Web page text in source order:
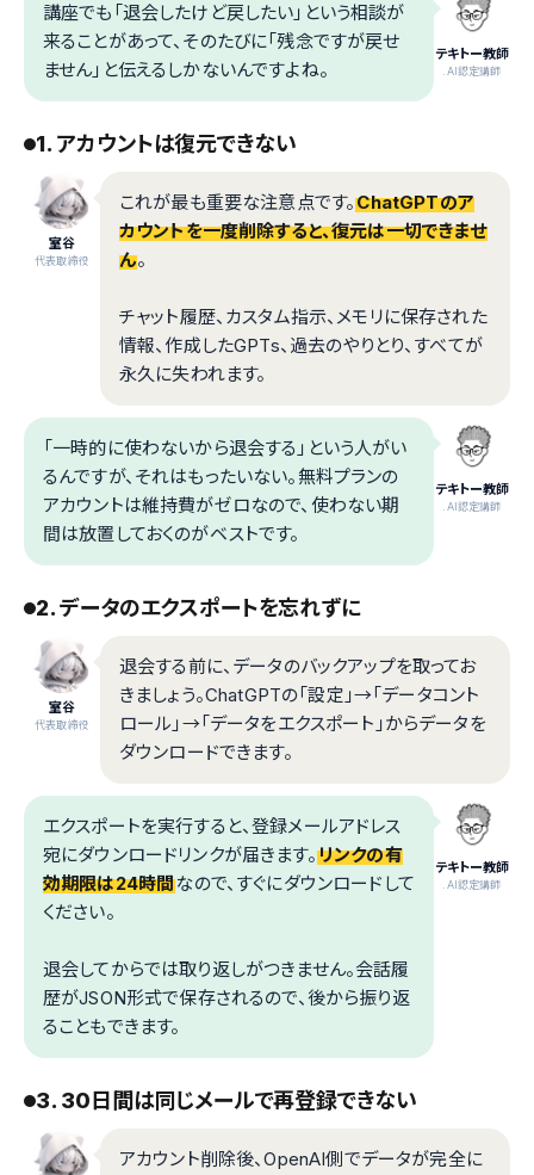
テキトー教師
.AI認定講師
講座でも「退会したけど戻したい」という相談が
来ることがあって、そのたびに「残念ですが戻せ
ません」と伝えるしかないんですよね。
1. アカウントは復元できない
室谷
代表取締役
これが最も重要な注意点です。ChatGPTのア
カウントを一度削除すると、復元は一切できませ
ん。
チャット履歴、カスタム指示、メモリに保存された
情報、作成したGPTs、過去のやりとり、すべてが
永久に失われます。
テキトー教師
.AI認定講師
「一時的に使わないから退会する」という人がい
るんですが、それはもったいない。無料プランの
アカウントは維持費がゼロなので、使わない期
間は放置しておくのがベストです。
2. データのエクスポートを忘れずに
室谷
代表取締役
退会する前に、データのバックアップを取ってお
きましょう。ChatGPTの「設定」→「データコント
ロール」→「データをエクスポート」からデータを
ダウンロードできます。
テキトー教師
.AI認定講師
エクスポートを実行すると、登録メールアドレス
宛にダウンロードリンクが届きます。リンクの有
効期限は24時間なので、すぐにダウンロードして
ください。
退会してからでは取り返しがつきません。会話履
歴がJSON形式で保存されるので、後から振り返
ることもできます。
3. 30日間は同じメールで再登録できない
アカウント削除後、OpenAI側でデータが完全に